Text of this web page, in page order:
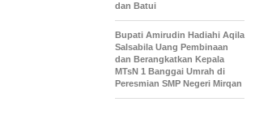
dan Batui
Bupati Amirudin Hadiahi Aqila
Salsabila Uang Pembinaan
dan Berangkatkan Kepala
MTsN 1 Banggai Umrah di
Peresmian SMP Negeri Mirqan